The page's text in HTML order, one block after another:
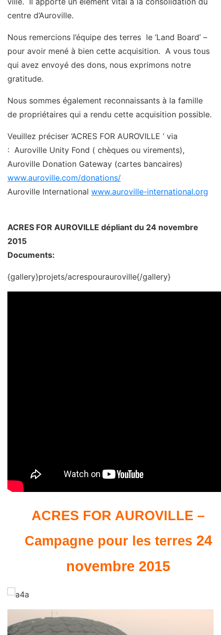
centre d’Auroville.
Nous remercions l’équipe des terres le ‘Land Board’ –
pour avoir mené à bien cette acquisition. A vous tous
qui avez envoyé des dons, nous exprimons notre
gratitude.
Nous sommes également reconnaissants à la famille
de propriétaires qui a rendu cette acquisition possible.
Veuillez préciser ‘ACRES FOR AUROVILLE ‘ via
: Auroville Unity Fond ( chèques ou virements),
Auroville Donation Gateway (cartes bancaires)
www.auroville.com/donations/
Auroville International www.auroville-international.org
ACRES FOR AUROVILLE dépliant du 24 novembre
2015
Documents:
{gallery}projets/acrespourauroville{/gallery}
ACRES FOR AUROVILLE –
Campagne pour les terres 24
novembre 2015